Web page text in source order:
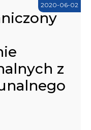
z
2020-06-02